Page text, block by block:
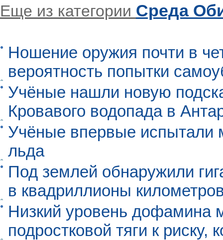
Еще из категории Среда
Ношение оружия почти в
вероятность попытки
Учёные нашли новую
Кровавого водопада в
Учёные впервые испытали
льда
Под землей обнаружили
в квадриллионы
Низкий уровень дофамина
подростковой тяги к риску,